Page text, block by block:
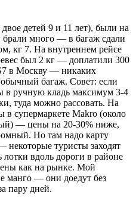
детей 9 и 11 лет), были на
много — в багаж сдали
кг 7. На внутреннем рейсе
был 2 кг — доплатили 300
в Москву — никаких
багаж. Совет: если
в ручную кладь максимум 3-4
туда можно рассовать. На
супермаркете Makro (около
— цены на 20-30% ниже,
Но там надо карту
некоторые туристы заходят
вдоль дороги в районе
как на рынке. Мой
манго — они доедут без
пару дней.